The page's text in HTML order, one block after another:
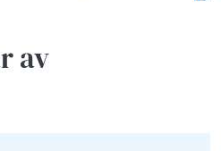
av